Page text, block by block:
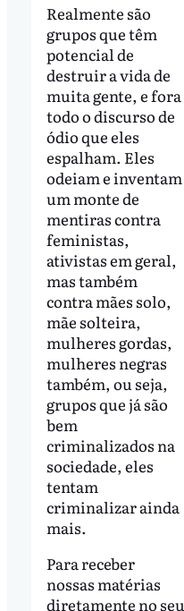
Realmente são
grupos que têm
potencial de
destruir a vida de
muita gente, e fora
todo o discurso de
ódio que eles
espalham. Eles
odeiam e inventam
um monte de
mentiras contra
feministas,
ativistas em geral,
mas também
contra mães solo,
mãe solteira,
mulheres gordas,
mulheres negras
também, ou seja,
grupos que já são
bem
criminalizados na
sociedade, eles
tentam
criminalizar ainda
mais.
Para receber
nossas matérias
diretamente no seu